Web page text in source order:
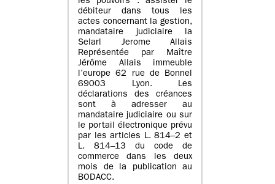
débiteur dans tous les
actes concernant la gestion,
mandataire judiciaire la
Selarl Jerome Allais
Représentée par Maître
Jérôme Allais immeuble
l’europe 62 rue de Bonnel
69003 Lyon. Les
déclarations des créances
sont à adresser au
mandataire judiciaire ou sur
le portail électronique prévu
par les articles L. 814–2 et
L. 814–13 du code de
commerce dans les deux
mois de la publication au
BODACC.